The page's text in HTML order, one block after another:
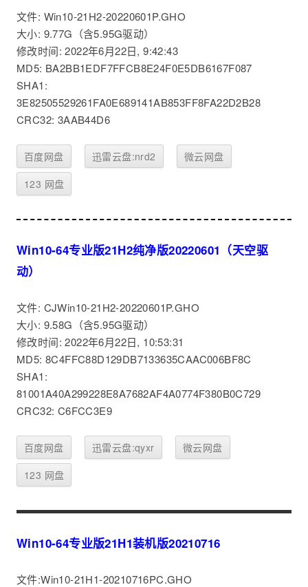
文件: Win10-21H2-20220601P.GHO
大小: 9.77G（含5.95G驱动）
修改时间: 2022年6月22日, 9:42:43
MD5: BA2BB1EDF7FFCB8E24F0E5DB6167F087
SHA1:
3E82505529261FA0E689141AB853FF8FA22D2B28
CRC32: 3AAB44D6
百度网盘 迅雷云盘:nrd2
微云网盘
123 网盘
Win10-64专业版21H2纯净版20220601（天空驱
动）
文件: CJWin10-21H2-20220601P.GHO
大小: 9.58G（含5.95G驱动）
修改时间: 2022年6月22日, 10:53:31
MD5: 8C4FFC88D129DB7133635CAAC006BF8C
SHA1:
81001A40A299228E8A7682AF4A0774F380B0C729
CRC32: C6FCC3E9
百度网盘 迅雷云盘:qyxr
微云网盘
123 网盘
Win10-64专业版21H1装机版20210716
文件:Win10-21H1-20210716PC.GHO